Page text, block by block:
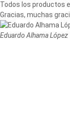
Todos los productos
Gracias, muchas
Eduardo Alhama López